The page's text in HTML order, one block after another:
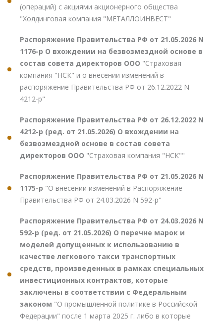
(операций) с акциями акционерного общества
"Холдинговая компания "МЕТАЛЛОИНВЕСТ"
Распоряжение Правительства РФ от 21.05.2026 N
1176-р О вхождении на безвозмездной основе в
состав совета директоров ООО "Страховая
компания "НСК" и о внесении изменений в
распоряжение Правительства РФ от 26.12.2022 N
4212-р"
Распоряжение Правительства РФ от 26.12.2022 N
4212-р (ред. от 21.05.2026) О вхождении на
безвозмездной основе в состав совета
директоров ООО "Страховая компания "НСК""
Распоряжение Правительства РФ от 21.05.2026 N
1175-р "О внесении изменений в Распоряжение
Правительства РФ от 24.03.2026 N 592-р"
Распоряжение Правительства РФ от 24.03.2026 N
592-р (ред. от 21.05.2026) О перечне марок и
моделей допущенных к использованию в
качестве легкового такси транспортных
средств, произведенных в рамках специальных
инвестиционных контрактов, которые
заключены в соответствии с Федеральным
законом "О промышленной политике в Российской
Федерации" после 1 марта 2025 г. либо в которые